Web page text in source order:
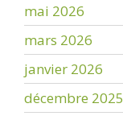
mai 2026
mars 2026
janvier 2026
décembre 2025